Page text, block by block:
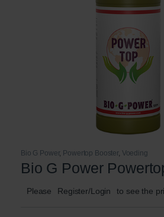
Bio G Power, Powertop Booster, Voeding
Bio G Power
Please Register/Login to see the